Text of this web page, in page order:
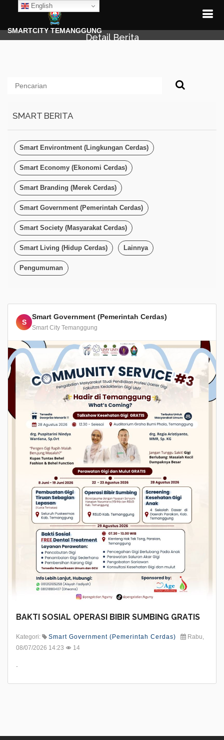
English
SMARTCITY TEMANGGUNG
Detail Berita
SMART BERITA
Smart Environtment (Lingkungan Cerdas)
Smart Economy (Ekonomi Cerdas)
Smart Branding (Merek Cerdas)
Smart Government (Pemerintah Cerdas)
Smart Society (Masyarakat Cerdas)
Smart Living (Hidup Cerdas) Lainnya
Pengumuman
S
Smart Government (Pemerintah Cerdas)
Smart City Temanggung
BAKTI SOSIAL OPERASI BIBIR SUMBING GRATIS
Kategori: Smart Government (Pemerintah Cerdas)
Rabu,
08/07/2026 14:23
14